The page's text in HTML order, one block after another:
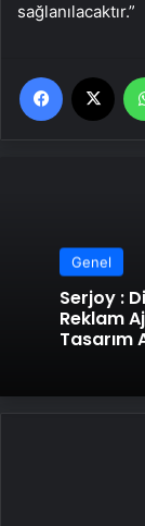
sağlanılacaktır.”
Facebook
Genel
Serjoy : Dijital Medya Ajansı, Google
Reklam
Tasarım